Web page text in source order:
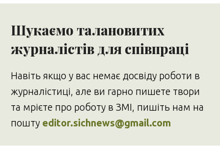
Шукаємо талановитих
журналістів для співпраці
Навіть якщо у вас немає досвіду роботи в
журналістиці, але ви гарно пишете твори
та мрієте про роботу в ЗМІ, пишіть нам на
пошту editor.sichnews@gmail.com